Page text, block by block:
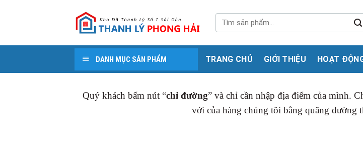
kiếm:
DANH MỤC SẢN PHẨM TRANG CHỦ GIỚI THIỆU HOẠT
Quý khách bấm nút “chỉ đường” và chỉ cần nhập địa điểm của mình.
với của hàng chúng tôi bằng quãng đường